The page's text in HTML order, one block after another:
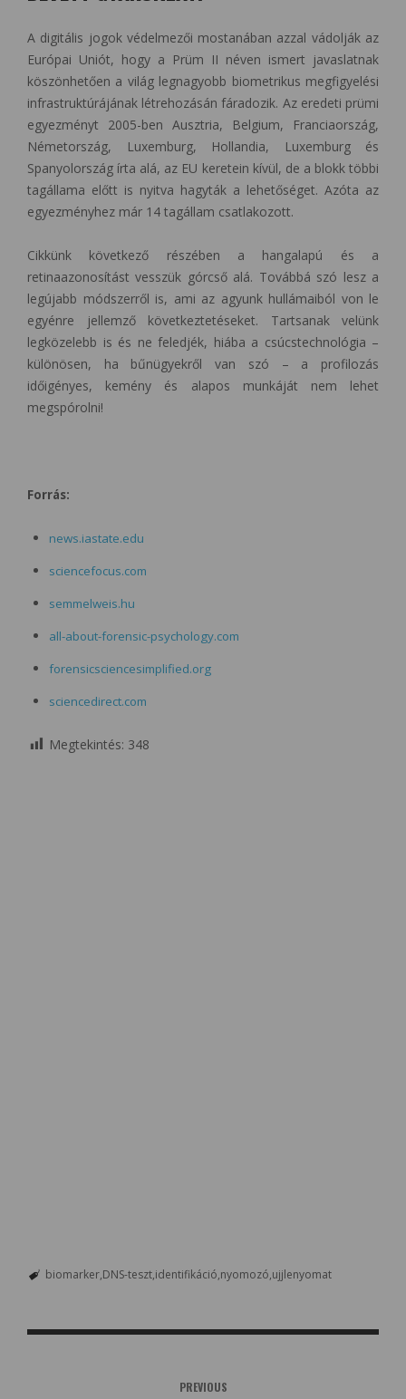
A digitális jogok védelmezői mostanában azzal vádolják az
Európai Uniót, hogy a Prüm II néven ismert javaslatnak
köszönhetően a világ legnagyobb biometrikus megfigyelési
infrastruktúrájának létrehozásán fáradozik. Az eredeti prümi
egyezményt 2005-ben Ausztria, Belgium, Franciaország,
Németország, Luxemburg, Hollandia, Luxemburg és
Spanyolország írta alá, az EU keretein kívül, de a blokk többi
tagállama előtt is nyitva hagyták a lehetőséget. Azóta az
egyezményhez már 14 tagállam csatlakozott.
Cikkünk következő részében a hangalapú és a
retinaazonosítást vesszük górcső alá. Továbbá szó lesz a
legújabb módszerről is, ami az agyunk hullámaiból von le
egyénre jellemző következtetéseket. Tartsanak velünk
legközelebb is és ne feledjék, hiába a csúcstechnológia –
különösen, ha bűnügyekről van szó – a profilozás
időigényes, kemény és alapos munkáját nem lehet
megspórolni!
Forrás:
news.iastate.edu
sciencefocus.com
semmelweis.hu
all-about-forensic-psychology.com
forensicsciencesimplified.org
sciencedirect.com
Megtekintés: 348
biomarker DNS-teszt identifikáció nyomozó ujjlenyomat
PREVIOUS